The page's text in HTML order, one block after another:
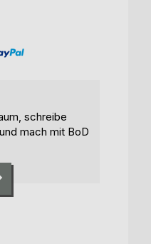
schreibe
mach mit BoD